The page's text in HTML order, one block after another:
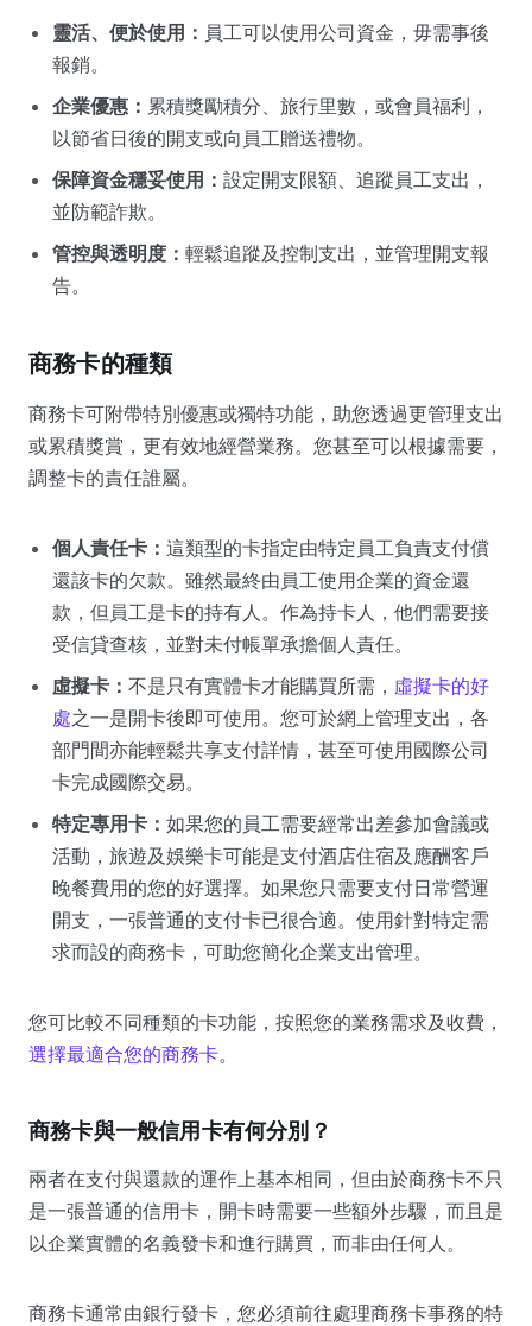
靈活、便於使用： 員工可以使用公司資金，毋需事後
報銷。
企業優惠： 累積獎勵積分、旅行里數，或會員福利，
以節省日後的開支或向員工贈送禮物。
保障資金穩妥使用： 設定開支限額、追蹤員工支出，
並防範詐欺。
管控與透明度： 輕鬆追蹤及控制支出，並管理開支報
告。
商務卡的種類
商務卡可附帶特別優惠或獨特功能，助您透過更管理支出
或累積獎賞，更有效地經營業務。您甚至可以根據需要，
調整卡的責任誰屬。
個人責任卡： 這類型的卡指定由特定員工負責支付償
還該卡的欠款。雖然最終由員工使用企業的資金還
款，但員工是卡的持有人。作為持卡人，他們需要接
受信貸查核，並對未付帳單承擔個人責任。
虛擬卡： 不是只有實體卡才能購買所需， 虛擬卡的好
處之一是開卡後即可使用。您可於網上管理支出，各
部門間亦能輕鬆共享支付詳情，甚至可使用國際公司
卡完成國際交易。
特定專用卡： 如果您的員工需要經常出差參加會議或
活動，旅遊及娛樂卡可能是支付酒店住宿及應酬客戶
晚餐費用的您的好選擇。如果您只需要支付日常營運
開支，一張普通的支付卡已很合適。使用針對特定需
求而設的商務卡，可助您簡化企業支出管理。
您可比較不同種類的卡功能，按照您的業務需求及收費，
選擇最適合您的商務卡。
商務卡與一般信用卡有何分別？
兩者在支付與還款的運作上基本相同，但由於商務卡不只
是一張普通的信用卡，開卡時需要一些額外步驟，而且是
以企業實體的名義發卡和進行購買，而非由任何人。
商務卡通常由銀行發卡，您必須前往處理商務卡事務的特